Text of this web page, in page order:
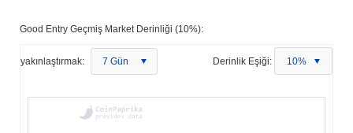
Good Entry Geçmiş Market Derinliği (10%):
yakınlaştırmak: 7 Gün Derinlik Eşiği: 10%